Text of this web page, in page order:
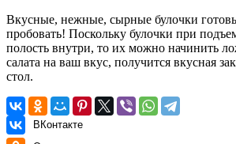
Вкусные, нежные, сырные булочки
пробовать! Поскольку булочки при
полость внутри, то их можно начинить
салата на ваш вкус, получится вкусная
стол.
ВКонтакте